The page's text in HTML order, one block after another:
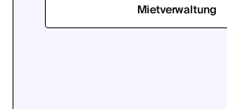
Mietverwaltung